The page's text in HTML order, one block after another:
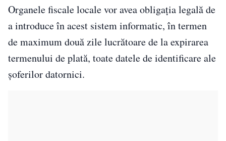
Organele fiscale locale vor avea obligația legală de
a introduce în acest sistem informatic, în termen
de maximum două zile lucrătoare de la expirarea
termenului de plată, toate datele de identificare ale
șoferilor datornici.